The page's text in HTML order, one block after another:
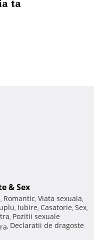
ta
& Sex
, Romantic, Viata sexuala,
, Iubire, Casatorie, Sex,
, Pozitii sexuale
, Declaratii de dragoste